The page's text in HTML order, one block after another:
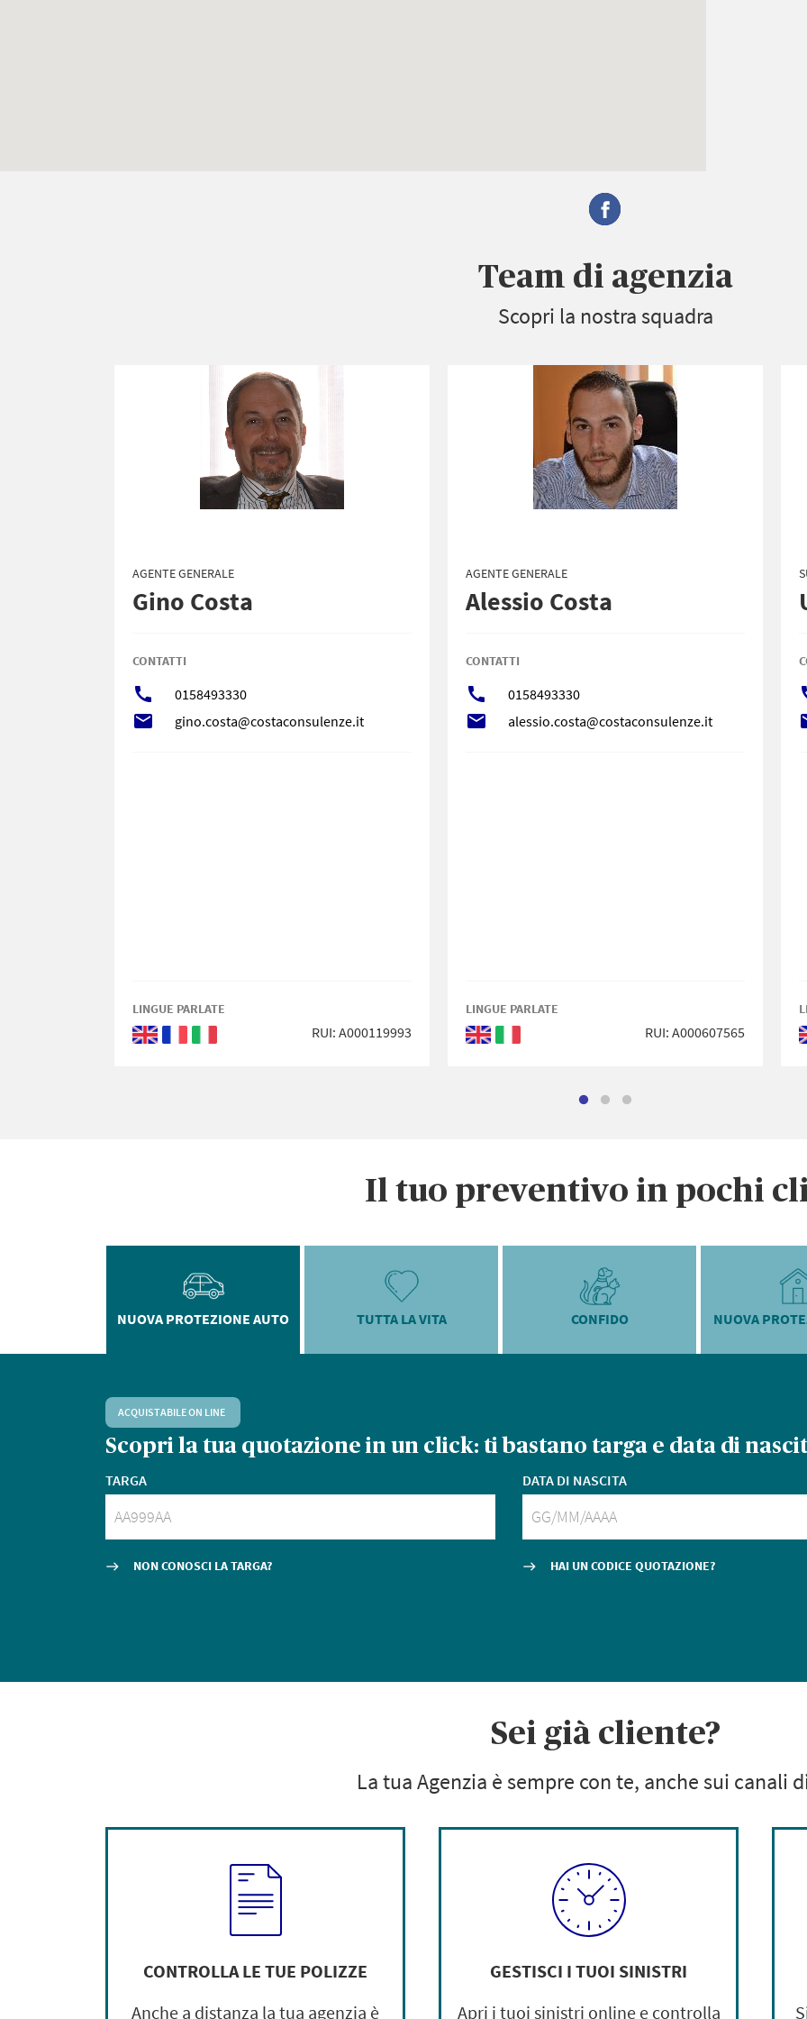
Team di agenzia
Scopri la nostra squadra
AGENTE GENERALE
Gino Costa
CONTATTI
call 0158493330
local_post_office gino.costa@costaconsulenze.it
LINGUE PARLATE
RUI: A000119993
AGENTE GENERALE
Alessio Costa
CONTATTI
call 0158493330
local_post_office alessio.costa@costaconsulenze.it
LINGUE PARLATE
RUI: A000607565
Il tuo preventivo in pochi
NUOVA PROTEZIONE AUTO TUTTA LA VITA CONFIDO NUOVA
ACQUISTABILE ON LINE
Scopri la tua quotazionein un click: ti bastano targa e data di
TARGA
east NON CONOSCI LA TARGA?
DATA DI NASCITA
east HAI UN CODICE QUOTAZIONE?
Sei già cliente?
La tua Agenzia è sempre con te, anche sui canali
CONTROLLA LE TUE POLIZZE
Anche a distanza la tua agenzia è
GESTISCI I TUOI SINISTRI
Apri i tuoi sinistri online e controlla